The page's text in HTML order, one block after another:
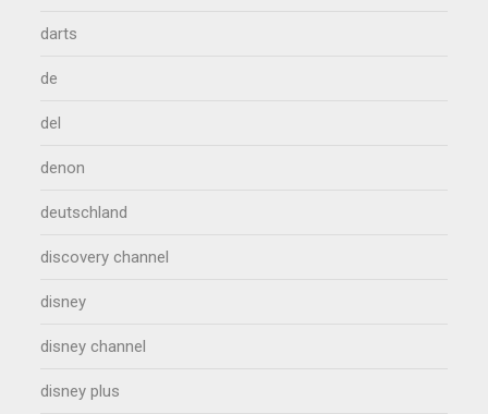
darts
de
del
denon
deutschland
discovery channel
disney
disney channel
disney plus